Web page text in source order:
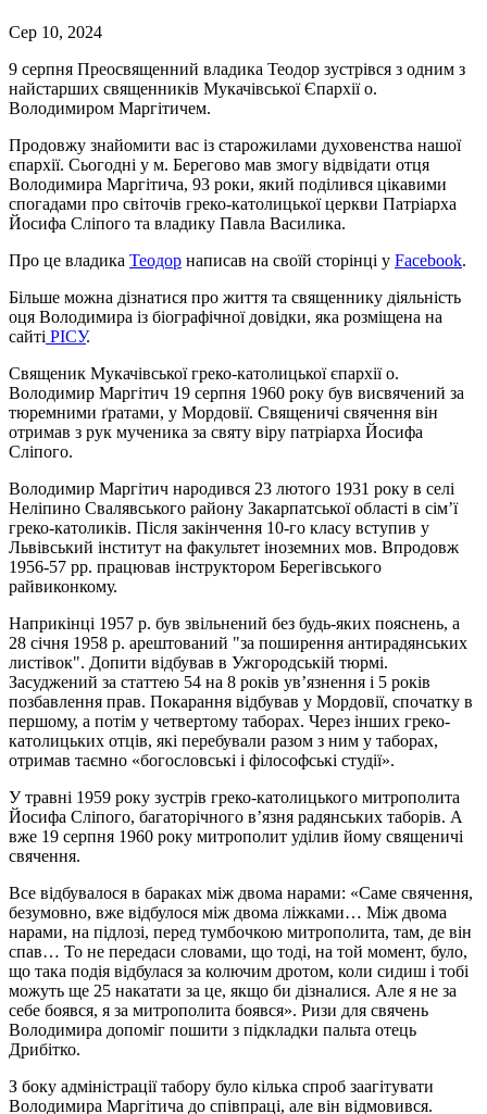
Сер 10, 2024
9 серпня Преосвященний владика Теодор зустрівся з одним з
найстарших священників Мукачівської Єпархії о.
Володимиром Маргітичем.
Продовжу знайомити вас із старожилами духовенства нашої
єпархії. Сьогодні у м. Берегово мав змогу відвідати отця
Володимира Маргітича, 93 роки, який поділився цікавими
спогадами про світочів греко-католицької церкви Патріарха
Йосифа Сліпого та владику Павла Василика.
Про це владика Теодор написав на своїй сторінці у Facebook.
Більше можна дізнатися про життя та священнику діяльність
оця Володимира із біографічної довідки, яка розміщена на
сайті РІСУ.
Священик Мукачівської греко-католицької єпархії о.
Володимир Маргітич 19 серпня 1960 року був висвячений за
тюремними ґратами, у Мордовії. Священичі свячення він
отримав з рук мученика за святу віру патріарха Йосифа
Сліпого.
Володимир Маргітич народився 23 лютого 1931 року в селі
Неліпино Свалявського району Закарпатської області в сім’ї
греко-католиків. Після закінчення 10-го класу вступив у
Львівський інститут на факультет іноземних мов. Впродовж
1956-57 рр. працював інструктором Берегівського
райвиконкому.
Наприкінці 1957 р. був звільнений без будь-яких пояснень, а
28 січня 1958 р. арештований "за поширення антирадянських
листівок". Допити відбував в Ужгородській тюрмі.
Засуджений за статтею 54 на 8 років ув’язнення і 5 років
позбавлення прав. Покарання відбував у Мордовії, спочатку в
першому, а потім у четвертому таборах. Через інших греко-
католицьких отців, які перебували разом з ним у таборах,
отримав таємно «богословські і філософські студії».
У травні 1959 року зустрів греко-католицького митрополита
Йосифа Сліпого, багаторічного в’язня радянських таборів. А
вже 19 серпня 1960 року митрополит уділив йому священичі
свячення.
Все відбувалося в бараках між двома нарами: «Саме свячення,
безумовно, вже відбулося між двома ліжками… Між двома
нарами, на підлозі, перед тумбочкою митрополита, там, де він
спав… То не передаси словами, що тоді, на той момент, було,
що така подія відбулася за колючим дротом, коли сидиш і тобі
можуть ще 25 накатати за це, якщо би дізналися. Але я не за
себе боявся, я за митрополита боявся». Ризи для свячень
Володимира допоміг пошити з підкладки пальта отець
Дрибітко.
З боку адміністрації табору було кілька спроб заагітувати
Володимира Маргітича до співпраці, але він відмовився.